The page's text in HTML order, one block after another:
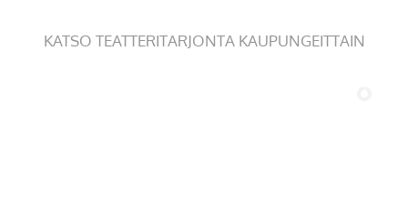
KATSO TEATTERITARJONTA KAUPUNGEITTAIN